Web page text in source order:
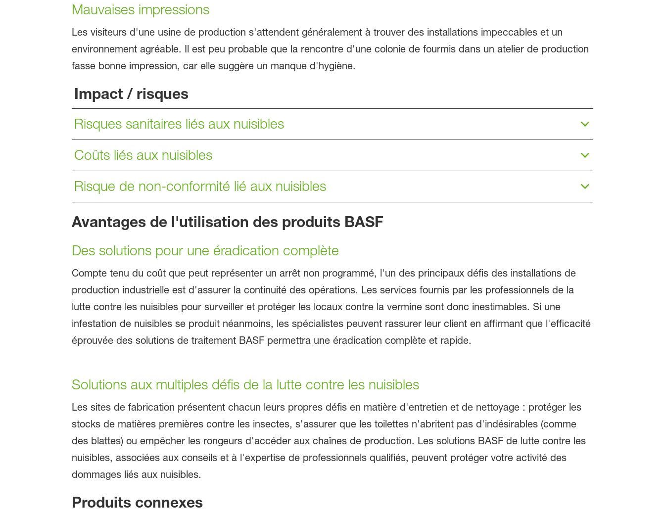
Mauvaises impressions
Les visiteurs d'une usine de production s'attendent généralement à trouver des installations impeccables et un
environnement agréable. Il est peu probable que la rencontre d'une colonie de fourmis dans un atelier de production
fasse bonne impression, car elle suggère un manque d'hygiène.
Impact / risques
Risques sanitaires liés aux nuisibles
Coûts liés aux nuisibles
Risque de non-conformité lié aux nuisibles
Avantages de l'utilisation des produits BASF
Des solutions pour une éradication complète
Compte tenu du coût que peut représenter un arrêt non programmé, l'un des principaux défis des installations de
production industrielle est d'assurer la continuité des opérations. Les services fournis par les professionnels de la
lutte contre les nuisibles pour surveiller et protéger les locaux contre la vermine sont donc inestimables. Si une
infestation de nuisibles se produit néanmoins, les spécialistes peuvent rassurer leur client en affirmant que l'efficacité
éprouvée des solutions de traitement BASF permettra une éradication complète et rapide.
Solutions aux multiples défis de la lutte contre les nuisibles
Les sites de fabrication présentent chacun leurs propres défis en matière d'entretien et de nettoyage : protéger les
stocks de matières premières contre les insectes, s'assurer que les toilettes n'abritent pas d'indésirables (comme
des blattes) ou empêcher les rongeurs d'accéder aux chaînes de production. Les solutions BASF de lutte contre les
nuisibles, associées aux conseils et à l'expertise de professionnels qualifiés, peuvent protéger votre activité des
dommages liés aux nuisibles.
Produits connexes